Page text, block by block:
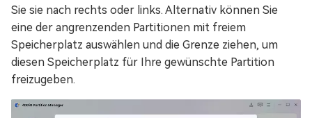
Sie sie nach rechts oder links. Alternativ können Sie
eine der angrenzenden Partitionen mit freiem
Speicherplatz auswählen und die Grenze ziehen, um
diesen Speicherplatz für Ihre gewünschte Partition
freizugeben.